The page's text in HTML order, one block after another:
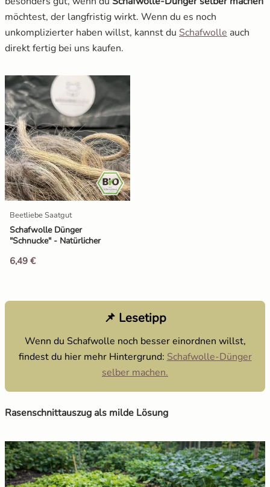
möchtest, der langfristig wirkt. Wenn du es noch
unkomplizierter haben willst, kannst du Schafwolle auch
direkt fertig bei uns kaufen.
Beetliebe Saatgut
Schafwolle Dünger
"Schnucke" - Natürlicher
6,49 €
📌 Lesetipp
Wenn du Schafwolle noch besser einordnen willst,
findest du hier mehr Hintergrund: Schafwolle-Dünger
selber machen.
Rasenschnittauszug als milde Lösung